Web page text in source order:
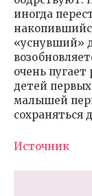
иногда
«уснувший»
очень
детей
малышей
сохраняться
Источник